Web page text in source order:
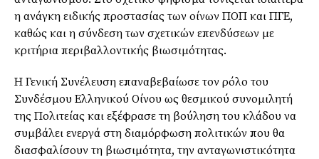
η ανάγκη ειδικής προστασίας των οίνων ΠΟΠ και ΠΓΕ,
καθώς και η σύνδεση των σχετικών επενδύσεων με
κριτήρια περιβαλλοντικής βιωσιμότητας.
Η Γενική Συνέλευση επαναβεβαίωσε τον ρόλο του
Συνδέσμου Ελληνικού Οίνου ως θεσμικού συνομιλητή
της Πολιτείας και εξέφρασε τη βούληση του κλάδου να
συμβάλει ενεργά στη διαμόρφωση πολιτικών που θα
διασφαλίσουν τη βιωσιμότητα, την ανταγωνιστικότητα